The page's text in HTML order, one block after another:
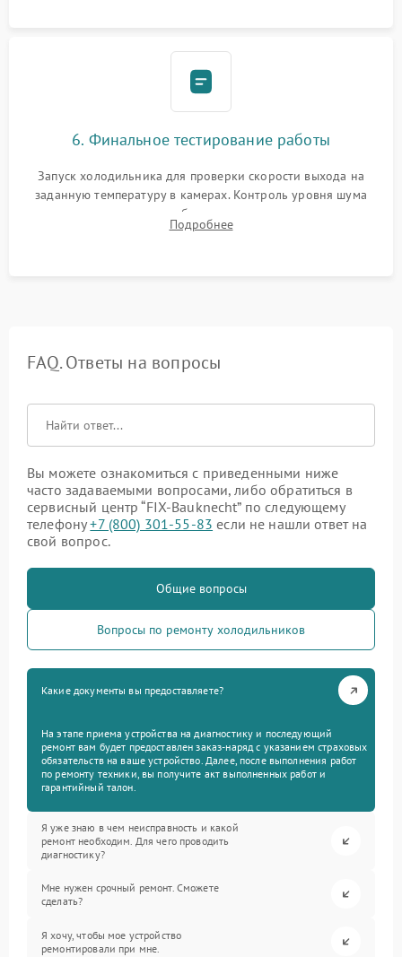
6. Финальное тестирование работы
Запуск холодильника для проверки скорости выхода на
заданную температуру в камерах. Контроль уровня шума
компрессора, отсутствия обмерзания стенок и корректного
срабатывания системы автоматической оттайки.
Подробнее
FAQ. Ответы на вопросы
Вы можете ознакомиться с приведенными ниже
часто задаваемыми вопросами, либо обратиться в
сервисный центр “FIX-Bauknecht” по следующему
телефону+7 (800) 301-55-83 если не нашли ответ на
свой вопрос.
Общие вопросы
Вопросы по ремонту холодильников
Какие документы вы предоставляете?
На этапе приема устройства на диагностику и последующий
ремонт вам будет предоставлен заказ-наряд с указанием страховых
обязательств на ваше устройство. Далее, после выполнения работ
по ремонту техники, вы получите акт выполненных работ и
гарантийный талон.
Я уже знаю в чем неисправность и какой
ремонт необходим. Для чего проводить
диагностику?
Мне нужен срочный ремонт. Сможете
сделать?
Я хочу, чтобы мое устройство
ремонтировали при мне.